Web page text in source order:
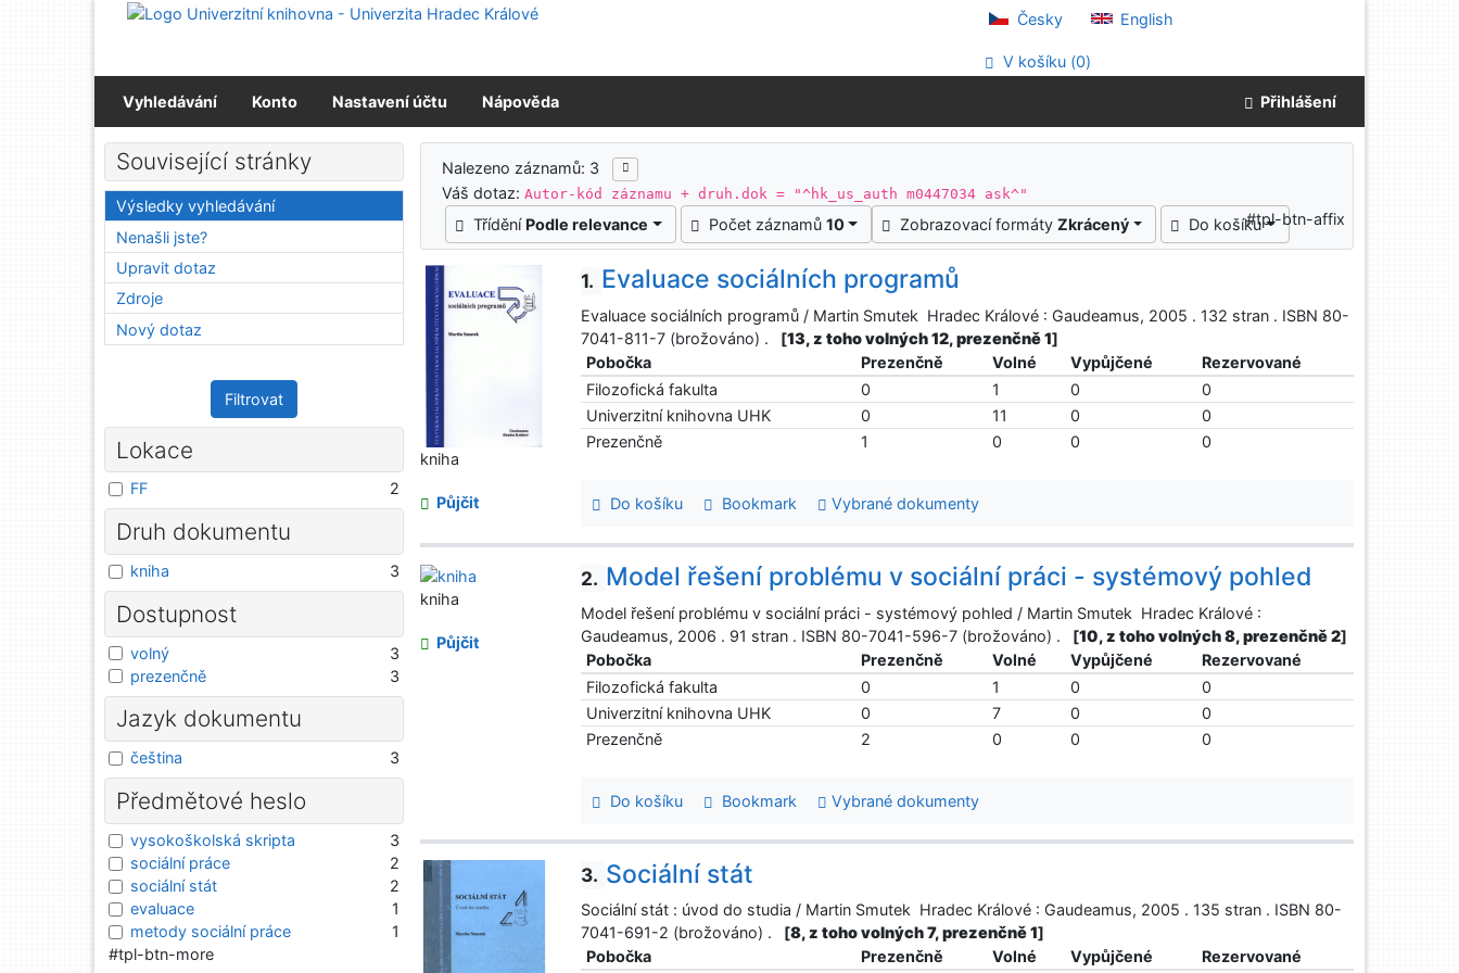
Přejít na obsah
Česky English
V košíku (0)
Vyhledávání Konto Nastavení účtu Nápověda Přihlášení
Výsledky vyhledávání
Nalezeno záznamů: 3
Váš dotaz:Autor-kód záznamu + druh.dok = "^hk_us_auth m0447034 ask^"
Třídění Podle relevance Počet záznamů 10 Zobrazovací formáty Zkrácený Do košíku#tpl-btn-affix
1. Evaluace sociálních programů
Evaluace sociálních programů / Martin Smutek Hradec Králové : Gaudeamus, 2005 . 132 stran . ISBN 80-
7041-811-7 (brožováno) .
[13, z toho volných 12, prezenčně 1]
Pobočka
Prezenčně Volné Vypůjčené
Rezervované
Filozofická fakulta
0 1 0
0
Univerzitní knihovna UHK
0 11 0
0
Prezenčně
1 0 0 0
Do košíku Bookmark Vybrané dokumenty
kniha
Půjčit
2. Model řešení problému v sociální práci - systémový pohled
Model řešení problému v sociální práci - systémový pohled / Martin Smutek Hradec Králové :
Gaudeamus, 2006 . 91 stran . ISBN 80-7041-596-7 (brožováno) .
[10, z toho volných 8, prezenčně 2]
Pobočka
Prezenčně Volné Vypůjčené
Rezervované
Filozofická fakulta
0 1 0
0
Univerzitní knihovna UHK
0 7 0
0
Prezenčně
2 0 0 0
Do košíku Bookmark Vybrané dokumenty
kniha
Půjčit
3. Sociální stát
Sociální stát : úvod do studia / Martin Smutek Hradec Králové : Gaudeamus, 2005 . 135 stran . ISBN 80-
7041-691-2 (brožováno) .
[8, z toho volných 7, prezenčně 1]
Pobočka
Prezenčně Volné Vypůjčené Rezervované
Související stránky
Výsledky vyhledávání
Nenašli jste?
Upravit dotaz
Zdroje
Nový dotaz
Filtrovat
Lokace
FF 2
Druh dokumentu
kniha 3
Dostupnost
volný
3
prezenčně
3
Jazyk dokumentu
čeština 3
Předmětové heslo
vysokoškolská skripta
3
sociální práce
2
sociální stát
2
evaluace
1
metody sociální práce
1
#tpl-btn-more